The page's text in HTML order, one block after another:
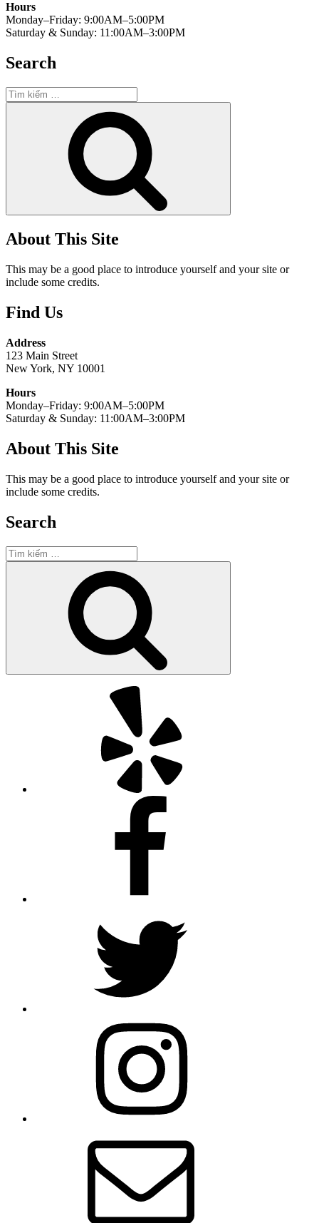
Hours
Monday–Friday: 9:00AM–5:00PM
Saturday & Sunday: 11:00AM–3:00PM
Search
Tìm
kiếm:
About This Site
This may be a good place to introduce yourself and your site or
include some credits.
Find Us
Address
123 Main Street
New York, NY 10001
Hours
Monday–Friday: 9:00AM–5:00PM
Saturday & Sunday: 11:00AM–3:00PM
About This Site
This may be a good place to introduce yourself and your site or
include some credits.
Search
Tìm
kiếm: